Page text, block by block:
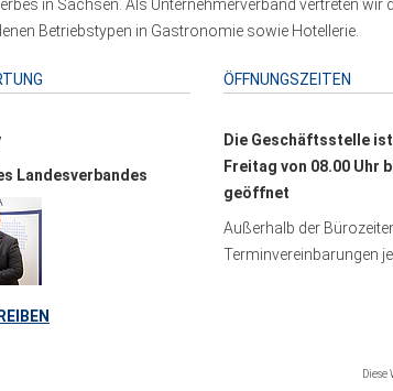
in Sachsen. Als Unternehmerverband vertreten wir
Betriebstypen in Gastronomie sowie Hotellerie.
Landesverbandes
ÖFFNUNGSZEITEN
Die Geschäftsstelle
Freitag von 08.00 Uhr
geöffnet
Außerhalb der
Terminvereinbarungen
Diese